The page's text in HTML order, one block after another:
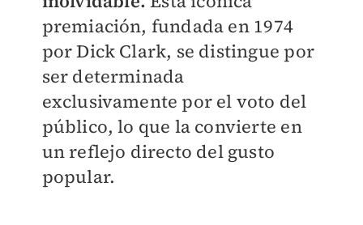
premiación, fundada en 1974
por Dick Clark, se distingue por
ser determinada
exclusivamente por el voto del
público, lo que la convierte en
un reflejo directo del gusto
popular.